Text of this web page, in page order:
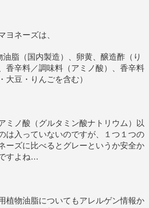
ヨネーズは、
脂（国内製造）、卵黄、醸造酢（り
香辛料／調味料（アミノ酸）、香辛料
大豆・りんごを含む）
ミノ酸（グルタミン酸ナトリウム）以
は入っていないのですが、１つ１つの
ーズに比べるとグレーというか安全か
すよね…
植物油脂についてもアレルゲン情報か